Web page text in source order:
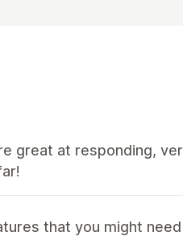
great at responding,
that you might